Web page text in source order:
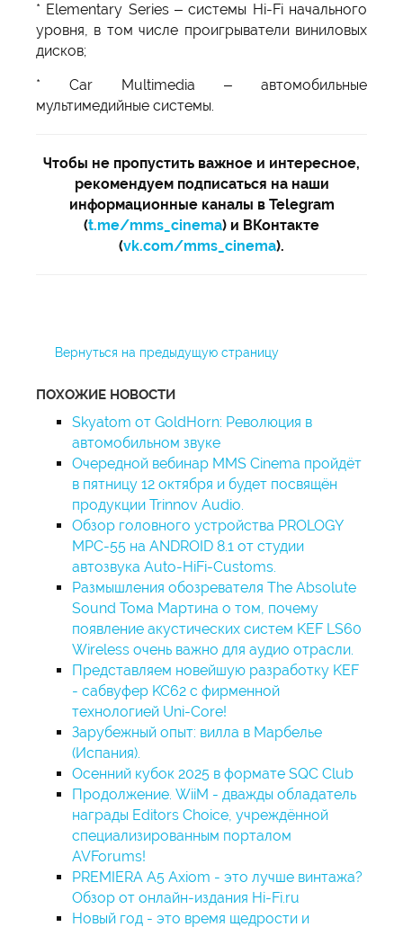
* Elementary Series – системы Hi-Fi начального
уровня, в том числе проигрыватели виниловых
дисков;
* Car Multimedia – автомобильные
мультимедийные системы.
Чтобы не пропустить важное и интересное,
рекомендуем подписаться на наши
информационные каналы в Telegram
(t.me/mms_cinema) и ВКонтакте
(vk.com/mms_cinema).
Вернуться на предыдущую страницу
ПОХОЖИЕ НОВОСТИ
Skyatom от GoldHorn: Революция в
автомобильном звуке
Очередной вебинар MMS Cinema пройдёт
в пятницу 12 октября и будет посвящён
продукции Trinnov Audio.
Обзор головного устройства PROLOGY
MPC-55 на ANDROID 8.1 от студии
автозвука Auto-HiFi-Customs.
Размышления обозревателя The Absolute
Sound Тома Мартина о том, почему
появление акустических систем KEF LS60
Wireless очень важно для аудио отрасли.
Представляем новейшую разработку KEF
- сабвуфер KC62 с фирменной
технологией Uni-Core!
Зарубежный опыт: вилла в Марбелье
(Испания).
Осенний кубок 2025 в формате SQC Club
Продолжение. WiiM - дважды обладатель
награды Editors Choice, учреждённой
специализированным порталом
AVForums!
PREMIERA A5 Axiom - это лучше винтажа?
Обзор от онлайн-издания Hi-Fi.ru
Новый год - это время щедрости и